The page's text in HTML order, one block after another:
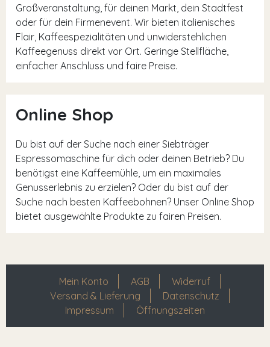
Großveranstaltung, für deinen Markt, dein Stadtfest
oder für dein Firmenevent. Wir bieten italienisches
Flair, Kaffeespezialitäten und unwiderstehlichen
Kaffeegenuss direkt vor Ort. Geringe Stellfläche,
einfacher Anschluss und faire Preise.
Online Shop
Du bist auf der Suche nach einer Siebträger
Espressomaschine für dich oder deinen Betrieb? Du
benötigst eine Kaffeemühle, um ein maximales
Genusserlebnis zu erzielen? Oder du bist auf der
Suche nach besten Kaffeebohnen? Unser Online Shop
bietet ausgewählte Produkte zu fairen Preisen.
Mein Konto AGB
Widerruf
Versand & Lieferung
Datenschutz
Impressum
Öffnungszeiten